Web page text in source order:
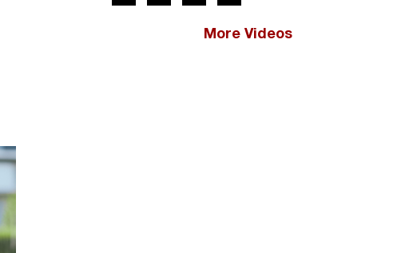
More Videos